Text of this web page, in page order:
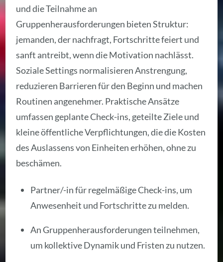
und die Teilnahme an
Gruppenherausforderungen bieten Struktur:
jemanden, der nachfragt, Fortschritte feiert und
sanft antreibt, wenn die Motivation nachlässt.
Soziale Settings normalisieren Anstrengung,
reduzieren Barrieren für den Beginn und machen
Routinen angenehmer. Praktische Ansätze
umfassen geplante Check-ins, geteilte Ziele und
kleine öffentliche Verpflichtungen, die die Kosten
des Auslassens von Einheiten erhöhen, ohne zu
beschämen.
Partner/-in für regelmäßige Check-ins, um
Anwesenheit und Fortschritte zu melden.
An Gruppenherausforderungen teilnehmen,
um kollektive Dynamik und Fristen zu nutzen.